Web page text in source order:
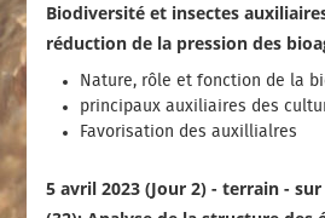
Biodiversité et insectes
réduction de la pression des
Nature, rôle et fonction de la
principaux auxiliaires des
Favorisation des auxillialres
5 avril 2023 (Jour 2) - terrain -